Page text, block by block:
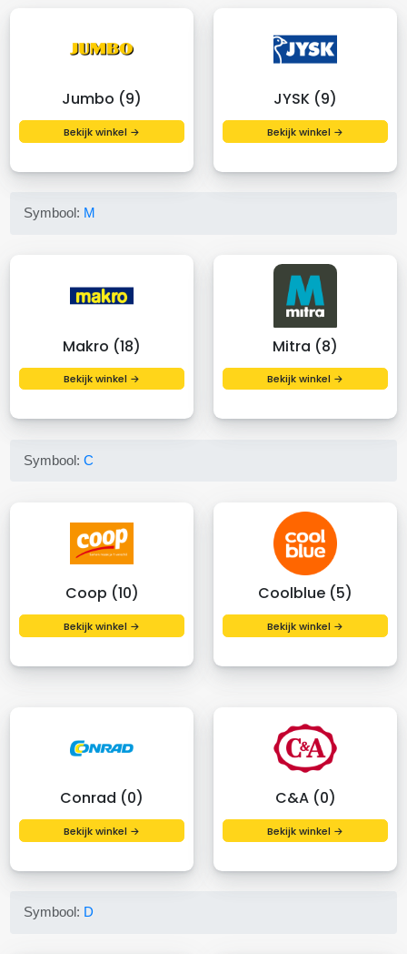
Jumbo (9)
Bekijk winkel →
JYSK (9)
Bekijk winkel →
Symbool: M
Makro (18)
Bekijk winkel →
Mitra (8)
Bekijk winkel →
Symbool:C
Coop (10)
Bekijk winkel →
Coolblue (5)
Bekijk winkel →
Conrad (0)
Bekijk winkel →
C&A (0)
Bekijk winkel →
Symbool: D